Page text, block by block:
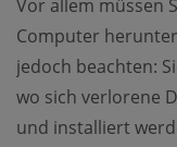
Vor allem müssen
Computer
jedoch beachten:
wo sich verlorene
und installiert